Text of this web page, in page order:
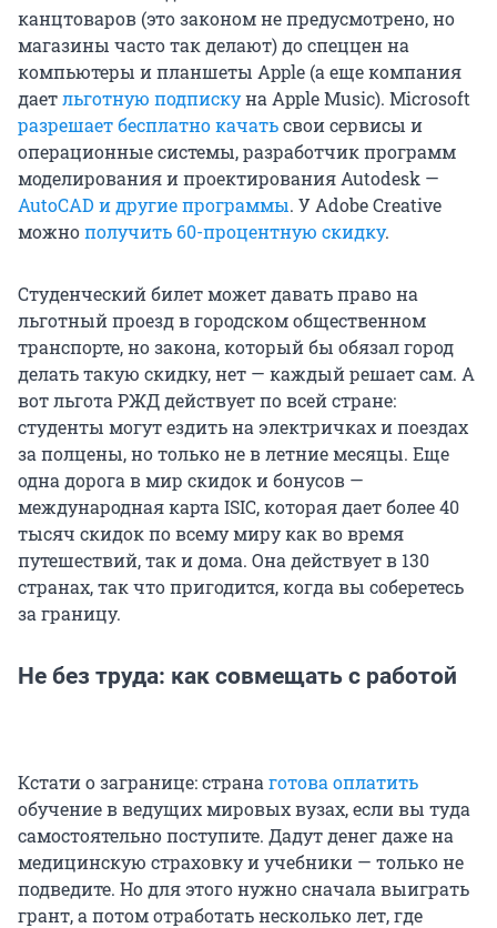
канцтоваров (это законом не предусмотрено, но
магазины часто так делают) до спеццен на
компьютеры и планшеты Apple (а еще компания
даетльготную подпискуна Apple Music). Microsoft
разрешает бесплатно качатьсвои сервисы и
операционные системы, разработчик программ
моделирования и проектирования Autodesk —
AutoCAD и другие программы. У Adobe Creative
можнополучить 60-процентную скидку.
Студенческий билет может давать право на
льготный проезд в городском общественном
транспорте, но закона, который бы обязал город
делать такую скидку, нет — каждый решает сам. А
вот льгота РЖД действует по всей стране:
студенты могут ездить на электричках и поездах
за полцены, но только не в летние месяцы. Еще
одна дорога в мир скидок и бонусов —
международная карта ISIC, которая дает более 40
тысяч скидок по всему миру как во время
путешествий, так и дома. Она действует в 130
странах, так что пригодится, когда вы соберетесь
за границу.
Не без труда: как совмещать с работой
Кстати о загранице: страна готова оплатить
обучение в ведущих мировых вузах, если вы туда
самостоятельно поступите. Дадут денег даже на
медицинскую страховку и учебники — только не
подведите. Но для этого нужно сначала выиграть
грант, а потом отработать несколько лет, где